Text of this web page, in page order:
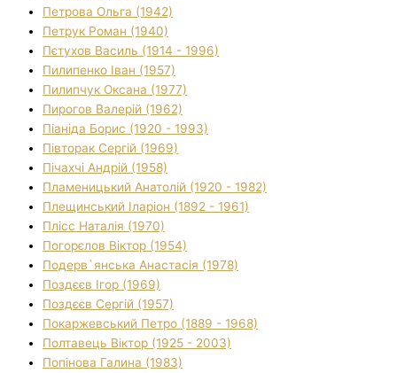
Петрова Ольга (1942)
Петрук Роман (1940)
Пєтухов Василь (1914 - 1996)
Пилипенко Іван (1957)
Пилипчук Оксана (1977)
Пирогов Валерій (1962)
Піаніда Борис (1920 - 1993)
Півторак Сергій (1969)
Пічахчі Андрій (1958)
Пламеницький Анатолій (1920 - 1982)
Плещинський Іларіон (1892 - 1961)
Плісс Наталія (1970)
Погорєлов Віктор (1954)
Подерв`янська Анастасія (1978)
Поздєєв Ігор (1969)
Поздєєв Сергій (1957)
Покаржевський Петро (1889 - 1968)
Полтавець Віктор (1925 - 2003)
Попінова Галина (1983)